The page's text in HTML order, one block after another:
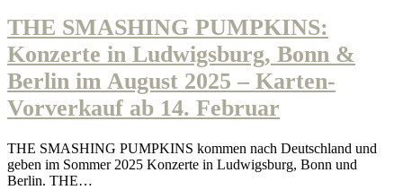
THE SMASHING PUMPKINS:
Konzerte in Ludwigsburg, Bonn &
Berlin im August 2025 – Karten-
Vorverkauf ab 14. Februar
THE SMASHING PUMPKINS kommen nach Deutschland und
geben im Sommer 2025 Konzerte in Ludwigsburg, Bonn und
Berlin. THE…